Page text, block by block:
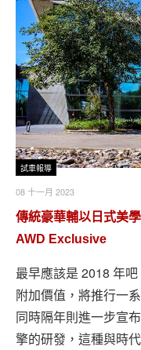
試車報導
08 十一月 2023
傳統豪華輔以日式美
AWD Exclusive
最早應該是 2018 年
附加價值，將推行一
同時隔年則進一步宣
擎的研發，這種與時